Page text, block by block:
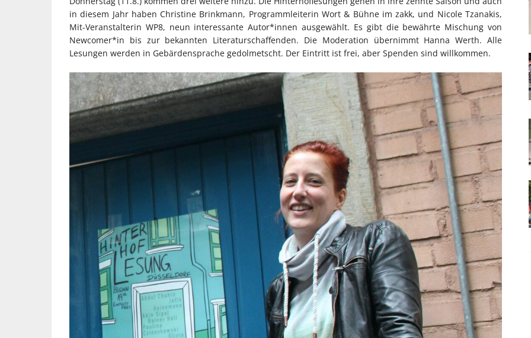
in diesem Jahr haben Christine Brinkmann, Programmleiterin Wort & Bühne im zakk, und Nicole Tzanakis,
Mit-Veranstalterin WP8, neun interessante Autor*innen ausgewählt. Es gibt die bewährte Mischung von
Newcomer*in bis zur bekannten Literaturschaffenden. Die Moderation übernimmt Hanna Werth. Alle
Lesungen werden in Gebärdensprache gedolmetscht. Der Eintritt ist frei, aber Spenden sind willkommen.